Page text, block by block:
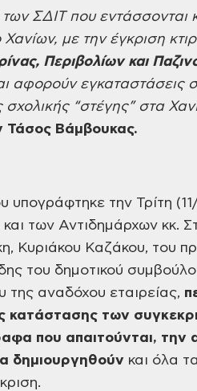
ΣΔΙΤ που εντάσσονται
Χανίων, με τηνέγκριση
Περιβολίων και
αφορούν εγκαταστάσεις
“στέγης” στα
Τάσος Βάμβουκας.
υπογράφτηκε την Τρίτη
των Αντιδημάρχων κκ.
Κυριάκου Καζάκου, του
του δημοτικού
της αναδόχου εταιρείας, π
κατάστασης των
που απαιτούνται, την
δημιουργηθούν και όλα